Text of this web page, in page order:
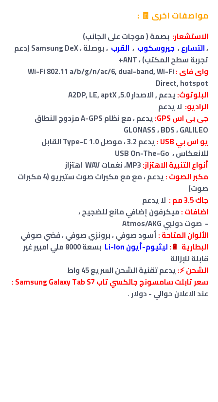
مواصفات اخرى 🧾 :
الاستشعار: بصمة (موجات على الجانب)
،التسارع، جيروسكوب ، القرب
، بوصلة ، Samsung DeX (دعم
تجربة سطح المكتب) ، ANT+
واى فاى :Wi-Fi 802.11 a/b/g/n/ac/6, dual-band, Wi-Fi
Direct, hotspot
البلوتوث:يدعم , الاصدار 5.0, A2DP, LE, aptX
الراديو: لا يدعم
جى بى اس GPS:
يدعم ، مع نظام A-GPS مزدوج النطاق
GLONASS ، BDS ، GALILEO
يو اس بي USB :
يدعم 3.2 ، موصل Type-C 1.0 القابل
للانعكاس،
أنواع التنبية الاهتزاز:
مكبر الصوت :
يدعم ، مع مع مكبرات صوت ستيريو (4 مكبرات
صوت)
جاك 3.5 مم :
لايدعم
اضافات :ميكرفون إضافي مانع للضجيج ،
- صوت دولبي Atmos/AKG
الألوان المتاحة :أسود صوفي ، برونزي صوفي ، فضي صوفي
البطارية 🔋
:ليثيوم-أيون Li-Ion
بسعة 8000 ملي امبير غير
قابلة للإزالة
الشحن ⚡:يدعم تقنية الشحن السريع 45 واط
سعر تابلت سامسونج جالكسي تاب Samsung Galaxy Tab S7 :
عند الاعلان حوالي - دولار .